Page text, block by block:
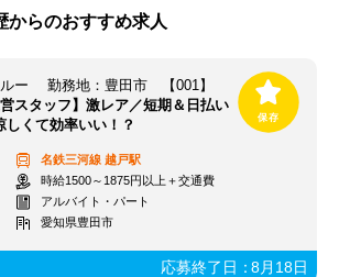
からのおすすめ求人
ルー 勤務地：豊田市 【001】
営スタッフ】激レア／短期＆日払い
くて効率いい！？
名鉄三河線 越戸駅
時給1500～1875円以上＋交通費
アルバイト・パート
愛知県豊田市
応募終了日：8月18日